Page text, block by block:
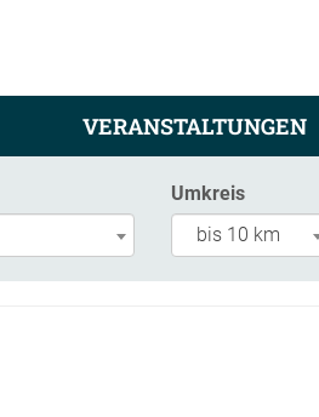
VERANSTALTUNGEN
Umkreis
bis 10 km